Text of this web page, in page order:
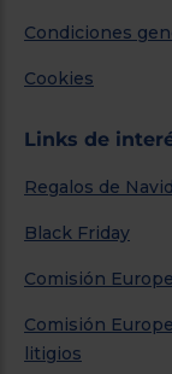
Condiciones
Cookies
Links de
Regalos de
Black Friday
Comisión
Comisión
litigios